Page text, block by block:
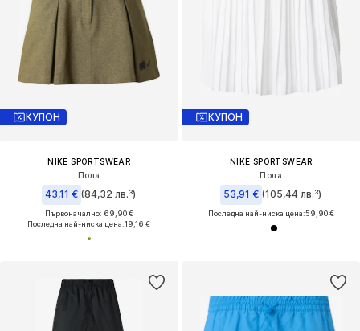
КУПОН
NIKE SPORTSWEAR
Пола
43,11 € (84,32 лв.³)
Първоначално: 69,90 €
Последна най-ниска цена:19,16 €
КУПОН
NIKE SPORTSWEAR
Пола
53,91 € (105,44 лв.³)
Последна най-ниска цена:59,90 €